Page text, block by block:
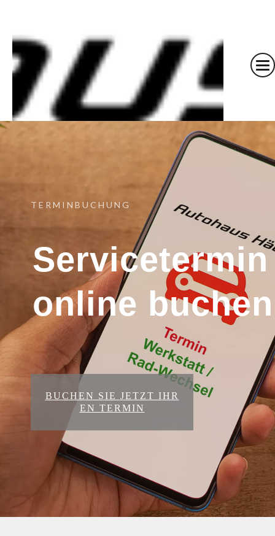
TERMINBUCHUNG
Servicetermin
online buchen
BUCHEN SIE JETZT IHR
EN TERMIN